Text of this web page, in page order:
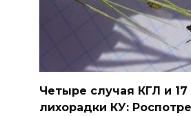
Четыре случая КГЛ и 17
лихорадки КУ: